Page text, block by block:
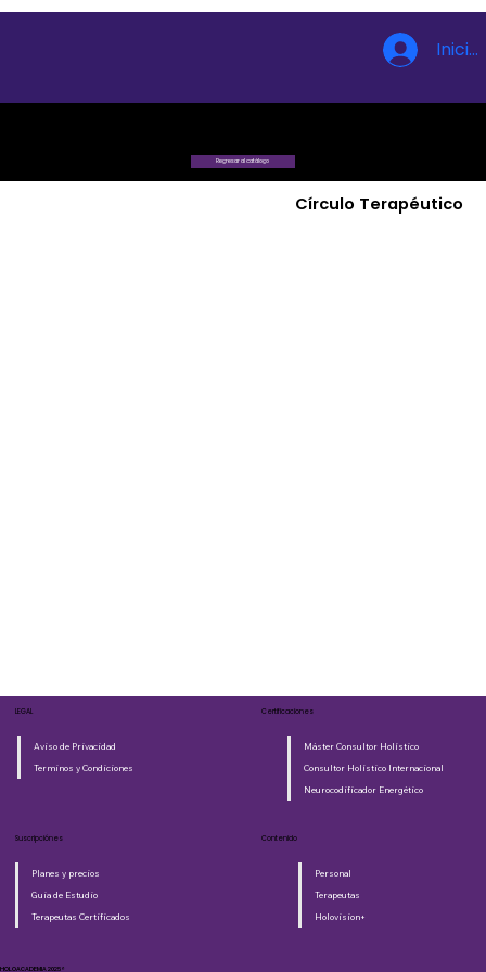
Regresar al catálogo
Círculo Terapéutico
Aviso de Privacidad
Terminos y Condiciones
LEGAL
Máster Consultor Holístico
Consultor Holístico Internacional
Neurocodificador Energético
Certificaciones
Contenido
Personal
Terapeutas
Holovision+
Planes y precios
Guia de Estudio
Terapeutas Certificados
Suscripciónes
HOLOACADEMIA 2025®​